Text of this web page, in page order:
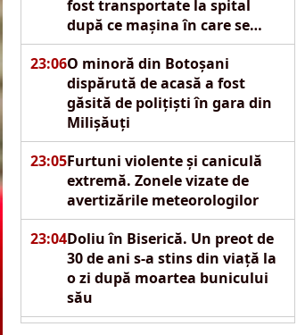
fost transportate la spital
după ce mașina în care se
aflau s-a izbit de un pod
23:06O minoră din Botoșani
dispărută de acasă a fost
găsită de polițiști în gara din
Milișăuți
23:05Furtuni violente și caniculă
extremă. Zonele vizate de
avertizările meteorologilor
23:04Doliu în Biserică. Un preot de
30 de ani s-a stins din viață la
o zi după moartea bunicului
său